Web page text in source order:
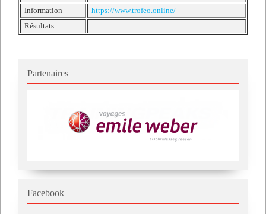
Information
https://www.trofeo.online/
Résultats
Partenaires
Facebook